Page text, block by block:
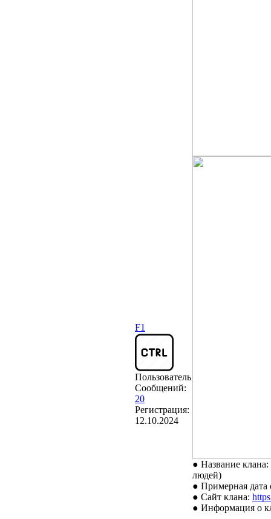
F1
Пользователь
Сообщений:
20
Регистрация:
12.10.2024
● Название
людей)
● Примерная дата
● Сайт клана:
● Информация о